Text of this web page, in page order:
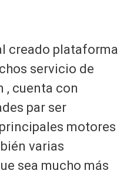
creado plataforma
servicio de
, cuenta con
par ser
motores
varias
sea mucho más